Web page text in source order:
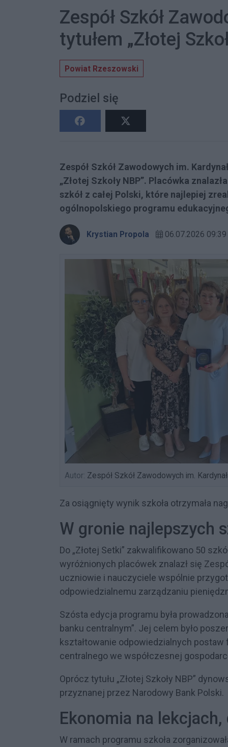
Zespół Szkół
tytułem „Złotej
Powiat Rzeszowski
Podziel się
Zespół Szkół Zawodowych im.
„Złotej Szkoły NBP”. Placówka
szkół z całej Polski, które najlepiej
ogólnopolskiego programu
Krystian Propola 06.07.2026 09:39
Autor: Zespół Szkół Zawodowych im.
Za osiągnięty wynik szkoła otrzymała
W gronie najlepszych
Do „Złotej Setki” zakwalifikowano 50
wyróżnionych placówek znalazł się
uczniowie i nauczyciele wspólnie
odpowiedzialnemu zarządzaniu
Szósta edycja programu była
banku centralnym”. Jej celem było
kształtowanie odpowiedzialnych
centralnego we współczesnej
Oprócz tytułu „Złotej Szkoły NBP”
przyznanej przez Narodowy Bank Polski.
Ekonomia na
W ramach programu szkoła